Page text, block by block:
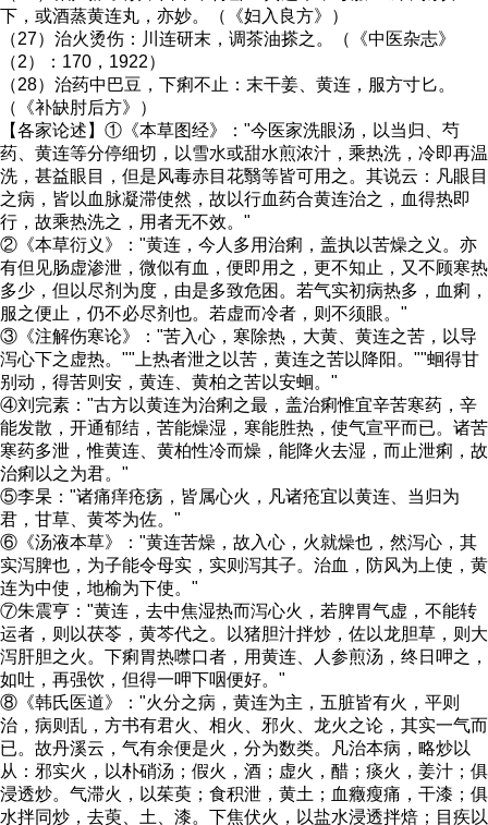
下，或酒蒸黄连丸，亦妙。（《妇入良方》）
（27）治火烫伤：川连研末，调茶油搽之。（《中医杂志》
（2）：170，1922）
（28）治药中巴豆，下痢不止：末干姜、黄连，服方寸匕。
（《补缺肘后方》）
【各家论述】①《本草图经》："今医家洗眼汤，以当归、芍
药、黄连等分停细切，以雪水或甜水煎浓汁，乘热洗，冷即再温
洗，甚益眼目，但是风毒赤目花翳等皆可用之。其说云：凡眼目
之病，皆以血脉凝滞使然，故以行血药合黄连治之，血得热即
行，故乘热洗之，用者无不效。"
②《本草衍义》："黄连，今人多用治痢，盖执以苦燥之义。亦
有但见肠虚渗泄，微似有血，便即用之，更不知止，又不顾寒热
多少，但以尽剂为度，由是多致危困。若气实初病热多，血痢，
服之便止，仍不必尽剂也。若虚而冷者，则不须眼。"
③《注解伤寒论》："苦入心，寒除热，大黄、黄连之苦，以导
泻心下之虚热。""上热者泄之以苦，黄连之苦以降阳。""蛔得甘
别动，得苦则安，黄连、黄柏之苦以安蛔。"
④刘完素："古方以黄连为治痢之最，盖治痢惟宜辛苦寒药，辛
能发散，开通郁结，苦能燥湿，寒能胜热，使气宣平而已。诸苦
寒药多泄，惟黄连、黄柏性冷而燥，能降火去湿，而止泄痢，故
治痢以之为君。"
⑤李杲："诸痛痒疮疡，皆属心火，凡诸疮宜以黄连、当归为
君，甘草、黄芩为佐。"
⑥《汤液本草》："黄连苦燥，故入心，火就燥也，然泻心，其
实泻脾也，为子能令母实，实则泻其子。治血，防风为上使，黄
连为中使，地榆为下使。"
⑦朱震亨："黄连，去中焦湿热而泻心火，若脾胃气虚，不能转
运者，则以茯苓，黄芩代之。以猪胆汁拌炒，佐以龙胆草，则大
泻肝胆之火。下痢胃热噤口者，用黄连、人参煎汤，终日呷之，
如吐，再强饮，但得一呷下咽便好。"
⑧《韩氏医道》："火分之病，黄连为主，五脏皆有火，平则
治，病则乱，方书有君火、相火、邪火、龙火之论，其实一气而
已。故丹溪云，气有余便是火，分为数类。凡治本病，略炒以
从：邪实火，以朴硝汤；假火，酒；虚火，醋；痰火，姜汁；俱
浸透炒。气滞火，以茱萸；食积泄，黄土；血癥瘦痛，干漆；俱
水拌同炒，去萸、土、漆。下焦伏火，以盐水浸透拌焙；目疾以